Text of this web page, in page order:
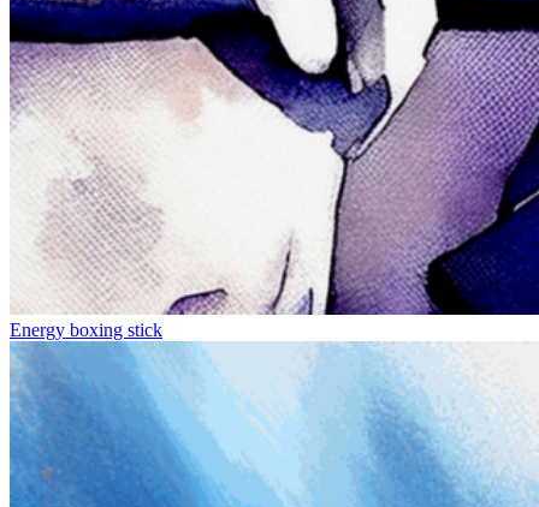
Energy boxing stick